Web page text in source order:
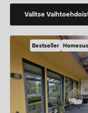
Valitse
vaihtoehtoja,
jotka
voidaan
valita
tuotteen
sivulla
Bestseller